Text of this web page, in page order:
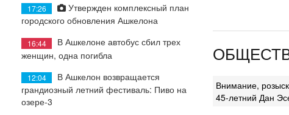
17:26
Утвержден комплексный план
городского обновления Ашкелона
16:44
В Ашкелоне автобус сбил трех
женщин, одна погибла
12:04
В Ашкелон возвращается
грандиозный летний фестиваль: Пиво на
озере-3
Внимание,
45-летний Дан